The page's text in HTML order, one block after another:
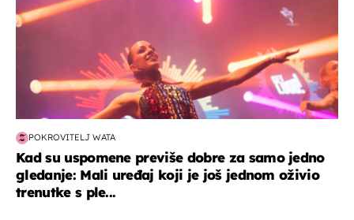
POKROVITELJ WATA
Kad su uspomene previše dobre za samo jedno
gledanje: Mali uređaj koji je još jednom oživio
trenutke s ple...